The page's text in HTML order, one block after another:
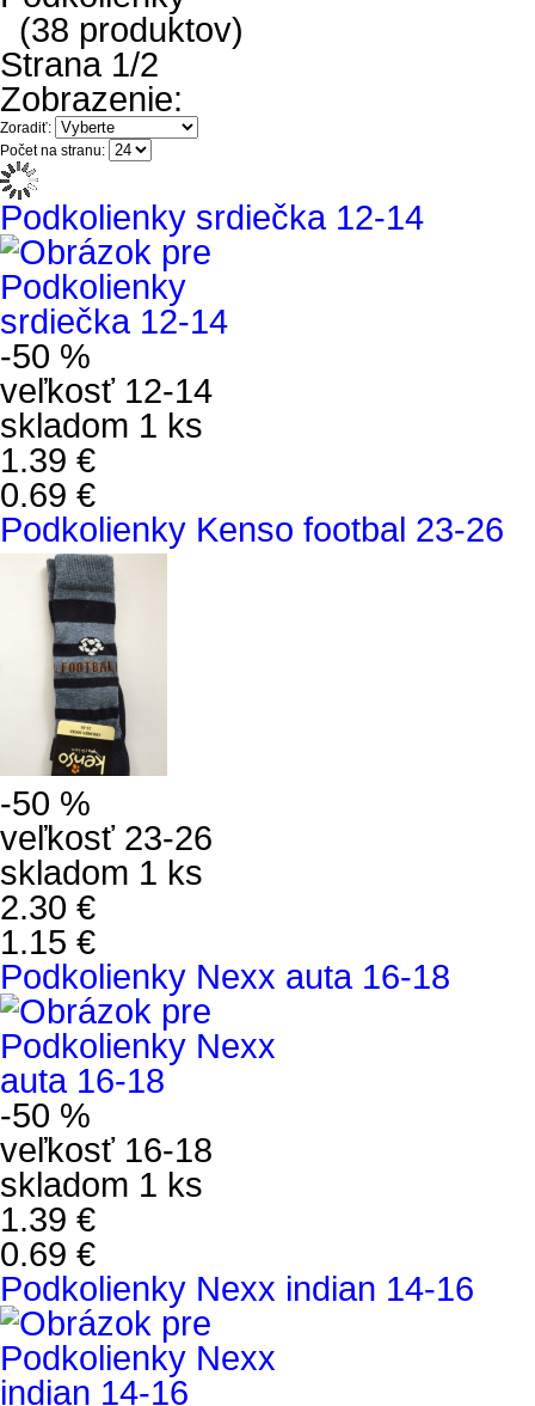
(38 produktov)
Strana 1/2
Zobrazenie:
Zoradiť:
Počet na stranu:
Podkolienky srdiečka 12-14
-50 %
veľkosť 12-14
skladom 1 ks
1.39 €
0.69 €
Podkolienky Kenso footbal 23-26
-50 %
veľkosť 23-26
skladom 1 ks
2.30 €
1.15 €
Podkolienky Nexx auta 16-18
-50 %
veľkosť 16-18
skladom 1 ks
1.39 €
0.69 €
Podkolienky Nexx indian 14-16